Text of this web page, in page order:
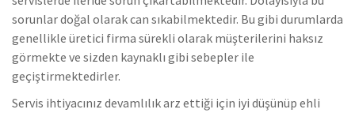
sorunlar doğal olarak can sıkabilmektedir. Bu gibi durumlarda
genellikle üretici firma sürekli olarak müşterilerini haksız
görmekte ve sizden kaynaklı gibi sebepler ile
geçiştirmektedirler.
Servis ihtiyacınız devamlılık arz ettiği için iyi düşünüp ehli